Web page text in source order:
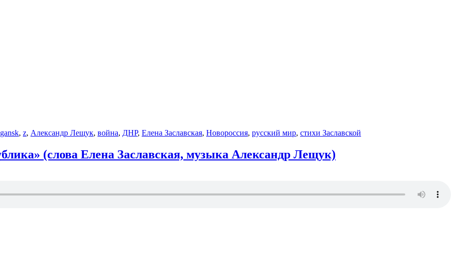
, z, Александр Лещук, война, ДНР, Елена Заславская, Новороссия, русский мир, стихи Заславской
(слова Елена Заславская, музыка Александр Лещук)